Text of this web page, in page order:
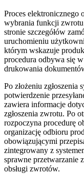
Proces elektronicznego
wybrania funkcji zwrotu
stronie szczegółów
uruchomieniu
którym wskazuje
procedura odbywa się
drukowania
Po złożeniu zgłoszenia
potwierdzenie
zawiera informacje
zgłoszenia zwrotu. Po
rozpoczyna procedurę
organizację odbioru
obowiązującymi
zintegrowany z
sprawne przetwarzanie
obsługi zwrotów.